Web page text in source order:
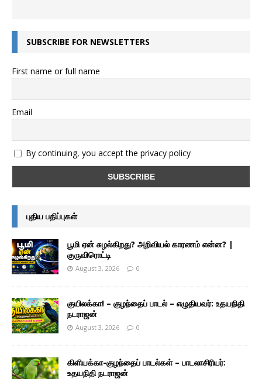
SUBSCRIBE FOR NEWSLETTERS
First name or full name
Email
By continuing, you accept the privacy policy
புதிய பதிப்புகள்
பூமி ஏன் சுழல்கிறது? அறிவியல் காரணம் என்ன? |
குருவிரொட்டி
August 3, 2026 0
குயிலக்கா! – குழந்தைப் பாடல் – எழுதியவர்: உதயநிதி
நடராஜன்
August 3, 2026 0
கிளியக்கா-குழந்தைப் பாடல்கள் – பாடலாசிரியர்:
உதயநிதி நடராஜன்